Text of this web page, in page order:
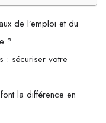
de l’emploi et du
?
: sécuriser votre
la différence en